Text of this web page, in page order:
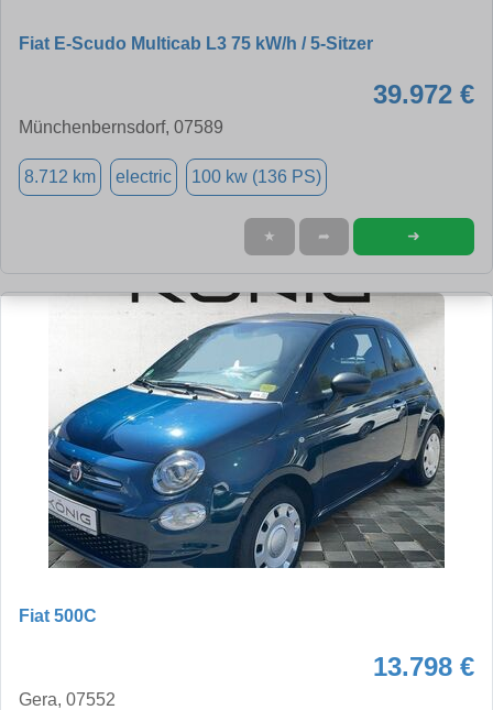
Fiat E-Scudo Multicab L3 75 kW/h / 5-Sitzer
39.972 €
Münchenbernsdorf, 07589
8.712 km electric 100 kw (136 PS)
★ ➦ ➜
Fiat 500C
13.798 €
Gera, 07552